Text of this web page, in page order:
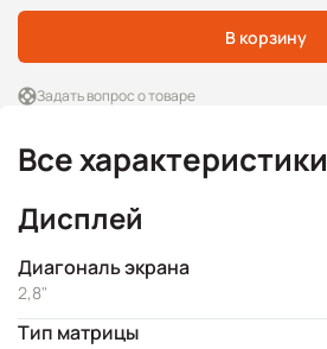
В корзину
Задать вопрос о товаре
Все характеристики
Дисплей
Диагональ экрана
2,8"
Тип матрицы